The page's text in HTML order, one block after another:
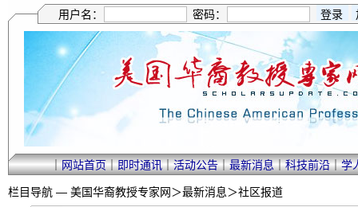
用户名： 密码：
｜网站首页｜即时通讯｜活动公告｜最新消息｜科技前沿｜学
栏目导航 — 美国华裔教授专家网＞最新消息＞社区报道